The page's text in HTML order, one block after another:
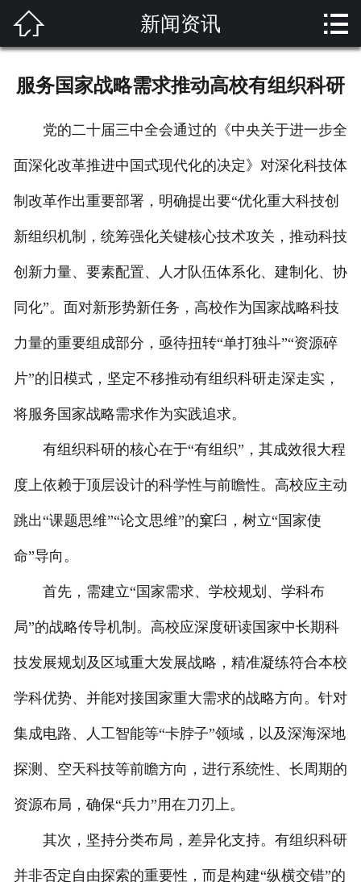
技术支持
客户留言
联系我们
 新闻资讯 
服务国家战略需求推动高校有组织科研
党的二十届三中全会通过的《中央关于进一步全
面深化改革推进中国式现代化的决定》对深化科技体
制改革作出重要部署，明确提出要“优化重大科技创
新组织机制，统筹强化关键核心技术攻关，推动科技
创新力量、要素配置、人才队伍体系化、建制化、协
同化”。面对新形势新任务，高校作为国家战略科技
力量的重要组成部分，亟待扭转“单打独斗”“资源碎
片”的旧模式，坚定不移推动有组织科研走深走实，
将服务国家战略需求作为实践追求。
有组织科研的核心在于“有组织”，其成效很大程
度上依赖于顶层设计的科学性与前瞻性。高校应主动
跳出“课题思维”“论文思维”的窠臼，树立“国家使
命”导向。
首先，需建立“国家需求、学校规划、学科布
局”的战略传导机制。高校应深度研读国家中长期科
技发展规划及区域重大发展战略，精准凝练符合本校
学科优势、并能对接国家重大需求的战略方向。针对
集成电路、人工智能等“卡脖子”领域，以及深海深地
探测、空天科技等前瞻方向，进行系统性、长周期的
资源布局，确保“兵力”用在刀刃上。
其次，坚持分类布局，差异化支持。有组织科研
并非否定自由探索的重要性，而是构建“纵横交错”的